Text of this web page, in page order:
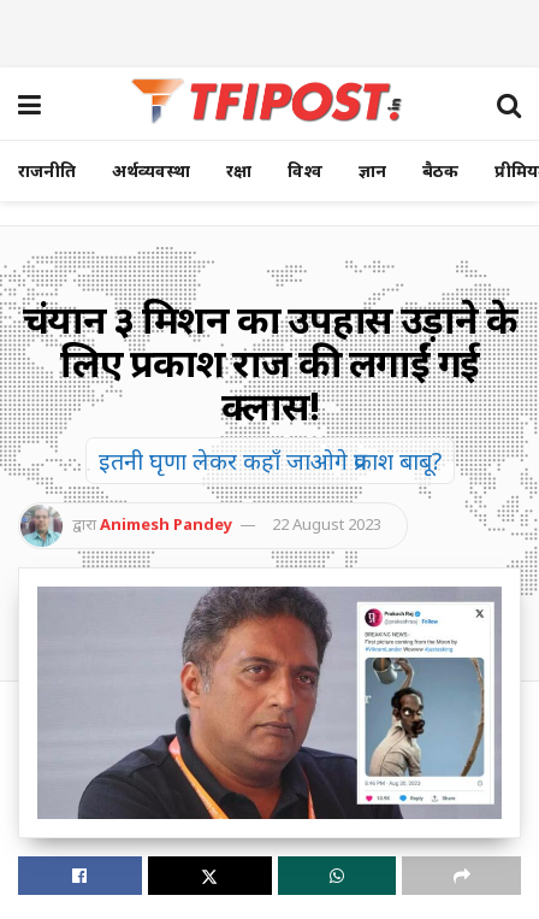
राजनीति अर्थव्यवस्था रक्षा विश्व ज्ञान बैठक
चंद्रयान ३ मिशन का उपहास उड़ाने के
लिए प्रकाश राज की लगाईं गई
क्लास!
इतनी घृणा लेकर कहाँ जाओगे प्रकाश बाबू?
द्वाराAnimesh Pandey 22 August 2023